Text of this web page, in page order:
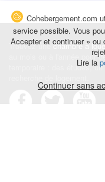
Trouvez unechambre à
au mois ou à l'année pour
temporaire : des études,
Cohebergement.com
service possible. Vous
Accepter et continuer » ou
Lire la
Continuer sans